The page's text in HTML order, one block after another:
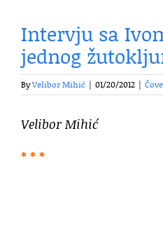
Intervju sa
jednog
ByVelibor Mihić 01/20/2012
Velibor Mihić
* * *